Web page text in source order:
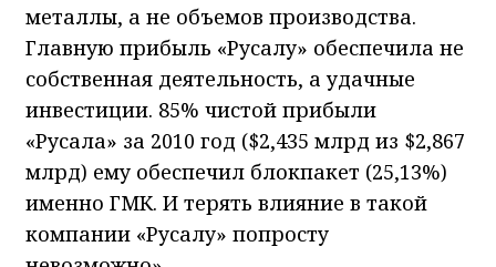
металлы, а не объемов производства.
Главную прибыль «Русалу» обеспечила не
собственная деятельность, а удачные
инвестиции. 85% чистой прибыли
«Русала» за 2010 год ($2,435 млрд из $2,867
млрд) ему обеспечил блокпакет (25,13%)
именно ГМК. И терять влияние в такой
компании «Русалу» попросту